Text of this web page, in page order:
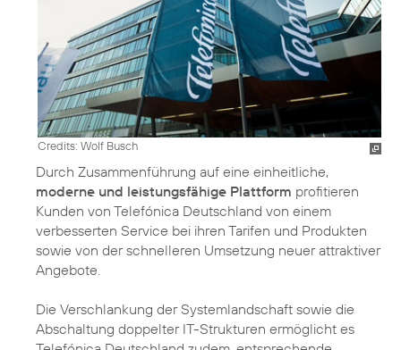
Credits: Wolf Busch
Durch Zusammenführung auf eine einheitliche,
moderne und leistungsfähige Plattform profitieren
Kunden von Telefónica Deutschland von einem
verbesserten Service bei ihren Tarifen und Produkten
sowie von der schnelleren Umsetzung neuer attraktiver
Angebote.
Die Verschlankung der Systemlandschaft sowie die
Abschaltung doppelter IT-Strukturen ermöglicht es